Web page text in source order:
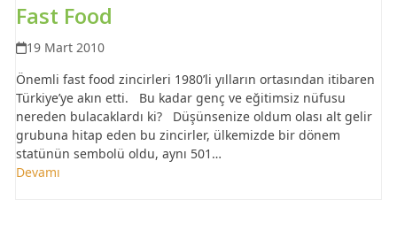
Fast Food
19 Mart 2010
Önemli fast food zincirleri 1980’li yılların ortasından itibaren
Türkiye’ye akın etti. Bu kadar genç ve eğitimsiz nüfusu
nereden bulacaklardı ki? Düşünsenize oldum olası alt gelir
grubuna hitap eden bu zincirler, ülkemizde bir dönem
statünün sembolü oldu, aynı 501…
Devamı